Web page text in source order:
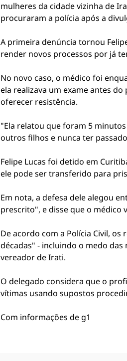
mulheres da cidade vizinha de
procuraram a polícia após a
A primeira denúncia tornou
render novos processos por já
No novo caso, o médico foi
ela realizava um exame antes
oferecer resistência.
"Ela relatou que foram 5
outros filhos e nunca ter
Felipe Lucas foi detido em
ele pode ser transferido para
Em nota, a defesa dele alegou
prescrito", e disse que o médico
De acordo com a Polícia Civil,
décadas" - incluindo o medo
vereador de Irati.
O delegado considera que o
vítimas usando supostos
Com informações de g1